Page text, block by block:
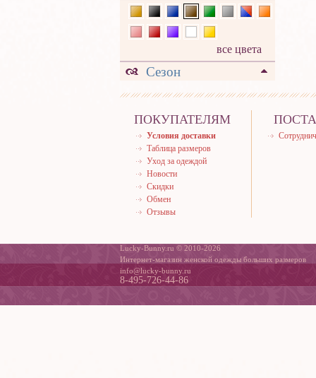
все цвета
Сезон
ПОКУПАТЕЛЯМ
Условия доставки
Таблица размеров
Уход за одеждой
Новости
Скидки
Обмен
Отзывы
Lucky-Bunny.ru © 2010-2026
Интернет-магазин женской одежды больших размеров
info@lucky-bunny.ru
8-495-726-44-86